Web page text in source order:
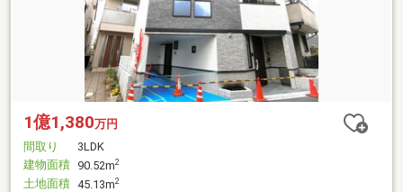
1億1,380万円
間取り
3LDK
建物面積 90.52m2
土地面積 45.13m2